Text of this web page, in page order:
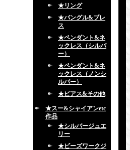
★リング
★バングル&ブレ
ス
★ペンダント&ネ
ックレス（シルバ
ー）
★ペンダント&ネ
ックレス（ノンシ
ルバー）
★ピアス&その他
★スー&シャイアンetc
作品
★シルバージュエ
リー
★ビーズワークジ